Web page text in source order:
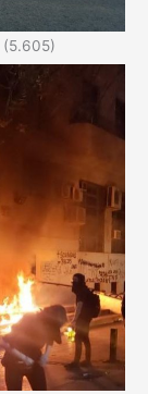
(5.605)